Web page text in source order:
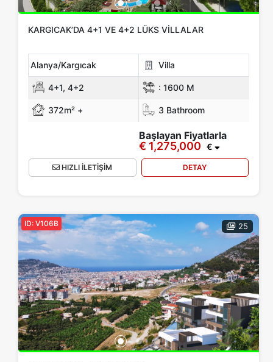
KARGICAK’DA 4+1 VE 4+2 LÜKS VILLALAR
Alanya/Kargıcak Villa
4+1, 4+2 : 1600 M
372m² + 3 Bathroom
Başlayan Fiyatlarla
€ 1,275,000 €
HIZLI İLETİŞİM DETAY
25
ID: V106B